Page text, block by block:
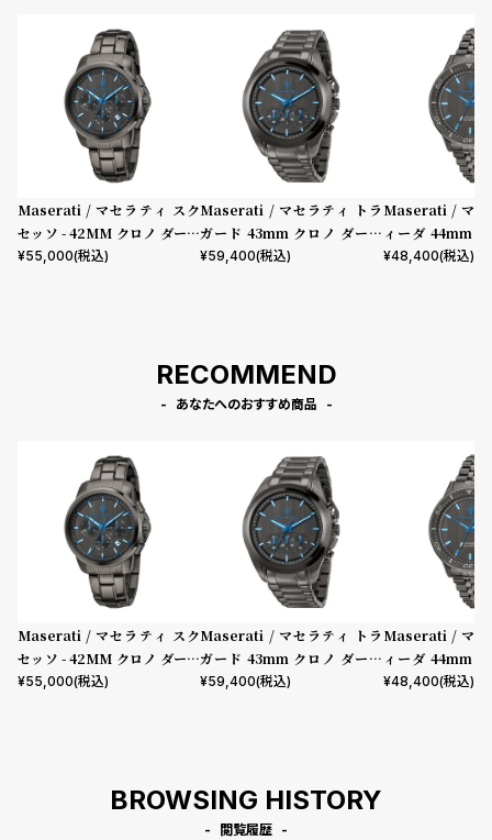
Maserati / マセラティ スク
セッソ - 42MM クロノ ダーク
ガン ダイヤル ダークガン ブレ
¥55,000(税込)
Maserati / マセラティ トラ
ガード 43mm クロノ ダーク
ガン ダイヤル ダークガン ブレ
¥59,400(税込)
Maserati / マセ
ィーダ 44mm
イヤル ダークガ
¥48,400(税込)
RECOMMEND
あなたへのおすすめ商品
Maserati / マセラティ スク
セッソ - 42MM クロノ ダーク
ガン ダイヤル ダークガン ブレ
¥55,000(税込)
Maserati / マセラティ トラ
ガード 43mm クロノ ダーク
ガン ダイヤル ダークガン ブレ
¥59,400(税込)
Maserati / マセ
ィーダ 44mm
イヤル ダークガ
¥48,400(税込)
BROWSING HISTORY
閲覧履歴